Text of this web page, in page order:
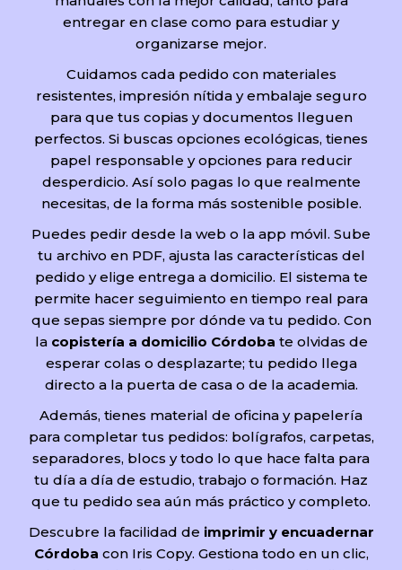
entregar en clase como para estudiar y
organizarse mejor.
Cuidamos cada pedido con materiales
resistentes, impresión nítida y embalaje seguro
para que tus copias y documentos lleguen
perfectos. Si buscas opciones ecológicas, tienes
papel responsable y opciones para reducir
desperdicio. Así solo pagas lo que realmente
necesitas, de la forma más sostenible posible.
Puedes pedir desde la web o la app móvil. Sube
tu archivo en PDF, ajusta las características del
pedido y elige entrega a domicilio. El sistema te
permite hacer seguimiento en tiempo real para
que sepas siempre por dónde va tu pedido. Con
la copistería a domicilio Córdoba te olvidas de
esperar colas o desplazarte; tu pedido llega
directo a la puerta de casa o de la academia.
Además, tienes material de oficina y papelería
para completar tus pedidos: bolígrafos, carpetas,
separadores, blocs y todo lo que hace falta para
tu día a día de estudio, trabajo o formación. Haz
que tu pedido sea aún más práctico y completo.
Descubre la facilidad de imprimir y encuadernar
Córdoba con Iris Copy. Gestiona todo en un clic,